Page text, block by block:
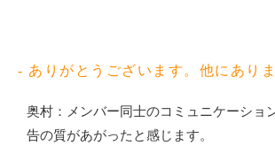
- ありがとうございます。他にあり
奥村：メンバー同士のコミュニケーショ
告の質があがったと感じます。